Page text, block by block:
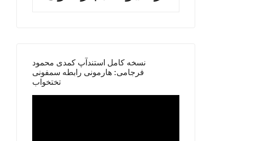
نسخه کامل استندآپ کمدی محمود
فرجامی: هارمونی رابطه سمفونی
تختخواب